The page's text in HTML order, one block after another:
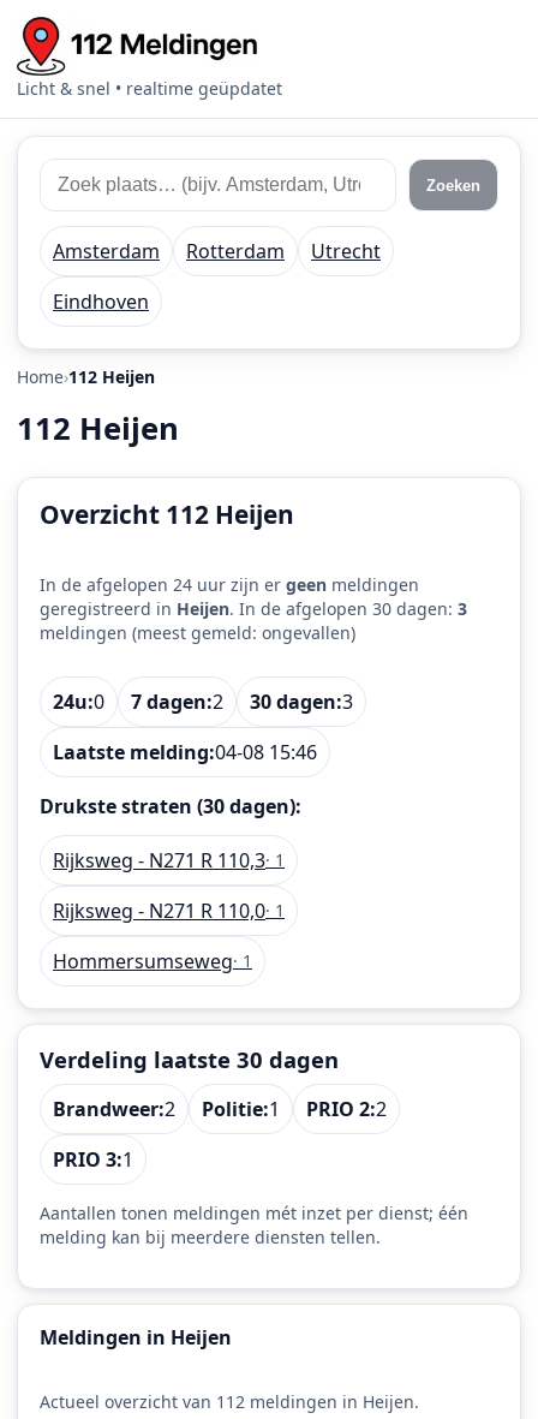
Licht & snel • realtime geüpdatet
Zoek
112
meldingen
Zoek
plaats
of
regio
Zoeken
Amsterdam Rotterdam
Utrecht
Eindhoven
Home 112 Heijen
112 Heijen
Overzicht 112 Heijen
In de afgelopen 24 uur zijn er geen meldingen
geregistreerd in Heijen. In de afgelopen 30 dagen: 3
meldingen (meest gemeld: ongevallen)
24u:0 7 dagen:2 30 dagen:3
Laatste melding:04-08 15:46
Drukste straten (30 dagen):
Rijksweg - N271 R 110,3· 1
Rijksweg - N271 R 110,0· 1
Hommersumseweg· 1
Verdeling laatste 30 dagen
Brandweer:2 Politie:1 PRIO 2:2
PRIO 3:1
Aantallen tonen meldingen mét inzet per dienst; één
melding kan bij meerdere diensten tellen.
Meldingen in Heijen
Actueel overzicht van 112 meldingen in Heijen.